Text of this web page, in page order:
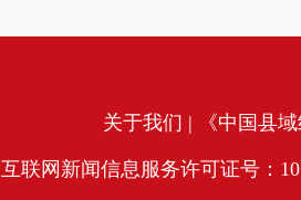
关于我们 | 《中国县
互联网新闻信息服务许可证号：